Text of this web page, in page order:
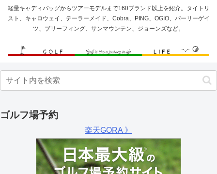
軽量キャディバッグからツアーモデルまで160ブランド以上を紹介。タイトリ
スト、キャロウェイ、テーラーメイド、Cobra、PING、OGIO、パーリーゲイ
ツ、ブリーフィング、サンマウンテン、ジョーンズなど。
ゴルフ場予約
楽天GORA 》